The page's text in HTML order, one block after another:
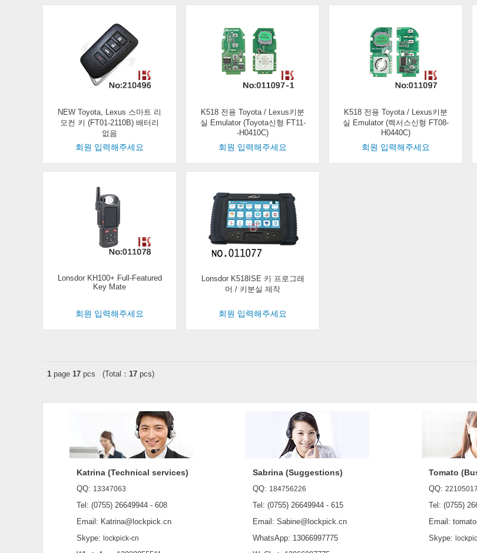
NEW Toyota, Lexus 스마트 리
모컨 키 (FT01-2110B) 배터리
없음
회원 입력해주세요
K518 전용 Toyota / Lexus키분
실 Emulator (Toyota신형 FT11-
-H0410C)
회원 입력해주세요
K518 전용 Toyota / Lexus키분
실 Emulator (렉서스신형 FT08-
H0440C)
회원 입력해주세요
Lonsdor KH100+ Full-Featured
Key Mate
회원 입력해주세요
Lonsdor K518ISE 키 프로그래
머 / 키분실 제작
회원 입력해주세요
1 page 17 pcs (Total： 17 pcs)
Katrina (Technical services)
QQ: 13347063
Tel: (0755) 26649944 - 608
Email: Katrina@lockpick.cn
Skype: lockpick-cn
Sabrina (Suggestions)
QQ: 184756226
Tel: (0755) 26649944 - 615
Email: Sabine@lockpick.cn
WhatsApp: 13066997775
Tomato
QQ:
Tel: (0755)
Email:
Skype: